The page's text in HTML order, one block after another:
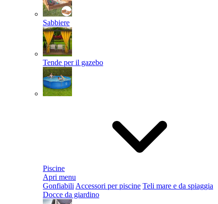
Sabbiere
Tende per il gazebo
Piscine
Apri menu
Gonfiabili Accessori per piscine Teli mare e da spiaggia
Docce da giardino